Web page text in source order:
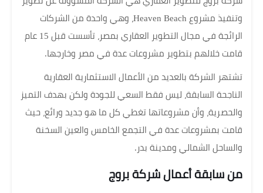
وتنفيذ مشروع Heaven Beach، وهي واحدة من الشركات
الرائجة في مجال التطوير العقاري بمصر، تأسست قبل 15 عام
قامت خلالهم بتطوير مشروعات عدة في مصر وخارجها.
تشتهر الشركة بالعديد من الأعمال الاستثمارية العقارية
الناجحة السابقة، ليس فقط السعي للجودة ولكن بهدف التميز
والحصرية، وأن مشروعاتها تغطي كل ما هو جديد ورائع، حيث
قامت بمشروعات عدة في التجمع الخامس والعين السخنة
والساحل الشمالي ومدينة بدر.
من سابقة أعمال شركة بروج